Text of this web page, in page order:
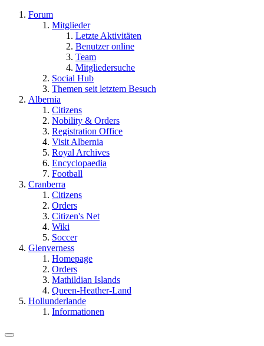
Forum
Mitglieder
Letzte Aktivitäten
Benutzer online
Team
Mitgliedersuche
Social Hub
Themen seit letztem Besuch
Albernia
Citizens
Nobility & Orders
Registration Office
Visit Albernia
Royal Archives
Encyclopaedia
Football
Cranberra
Citizens
Orders
Citizen's Net
Wiki
Soccer
Glenverness
Homepage
Orders
Mathildian Islands
Queen-Heather-Land
Hollunderlande
Informationen